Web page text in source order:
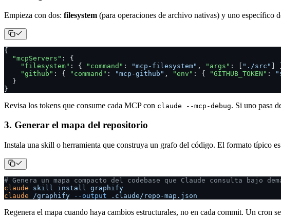
Empieza con dos: filesystem (para operaciones de archivo nativas) y uno específico
{
  "mcpServers"
: {
    "filesystem"
: { "command" : "mcp-filesystem" , "args" : [ "./src" ]
    "github"
: { "command" : "mcp-github" , "env" : { "GITHUB_TOKEN" :
  }
}
Revisa los tokens que consume cada MCP con claude --mcp-debug. Si uno pasa
3. Generar el mapa del repositorio
Instala una skill o herramienta que construya un grafo del código. El formato típico
# Genera un mapa compacto del codebase que Claude consulta bajo
claude skill install graphify
claude /graphify --output .claude/repo-map.json
Regenera el mapa cuando haya cambios estructurales, no en cada commit. Un cron